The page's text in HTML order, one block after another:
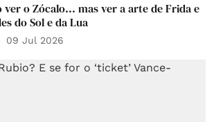
ver o Zócalo... mas ver a arte de Frida e
do Sol e da Lua
09 Jul 2026